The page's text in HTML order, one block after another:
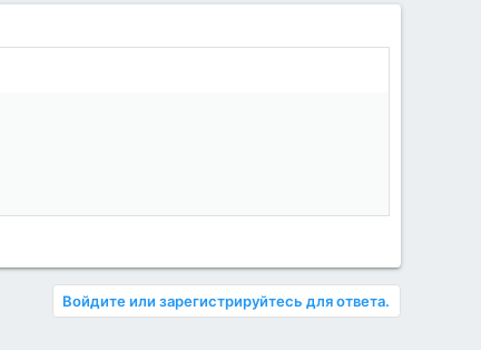
Войдите или зарегистрируйтесь для ответа.